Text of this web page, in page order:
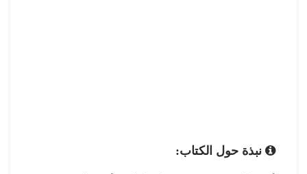
نبذة حول الكتاب: